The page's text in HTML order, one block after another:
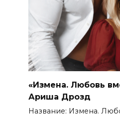
«Измена. Любовь
Ариша Дрозд
Название: Измена.